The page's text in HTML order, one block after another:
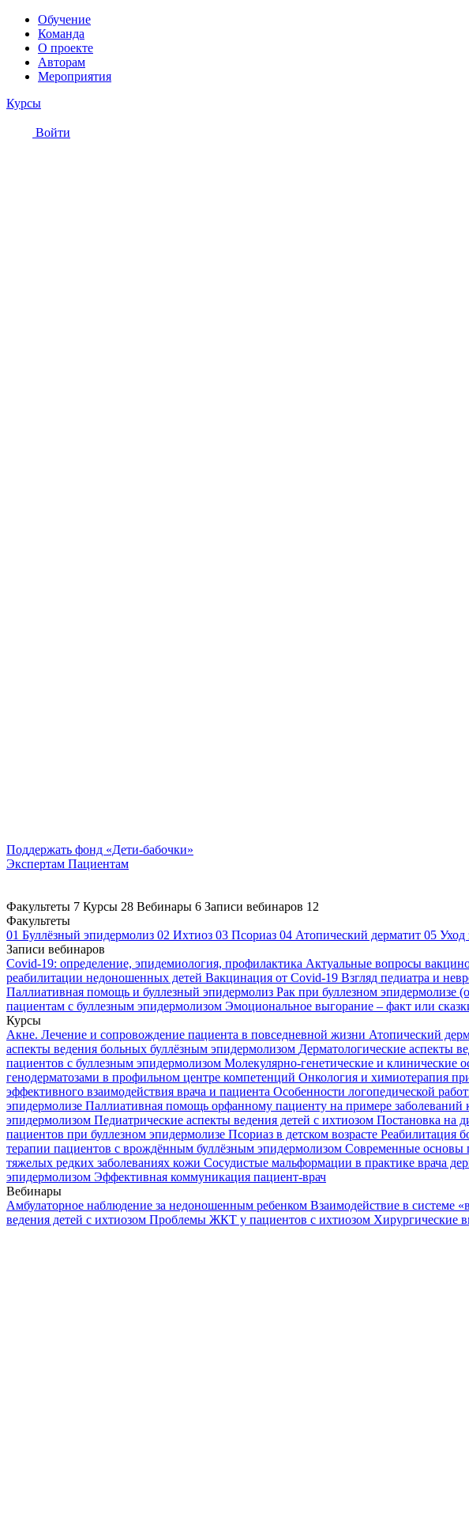
Обучение
Команда
О проекте
Авторам
Мероприятия
Курсы
Войти
Поддержать фонд «Дети-бабочки»
Экспертам Пациентам
Факультеты 7 Курсы 28 Вебинары 6 Записи вебинаров 12
Факультеты
01 Буллёзный эпидермолиз 02 Ихтиоз 03 Псориаз 04 Атопический дерматит 05 Уход
Записи вебинаров
Covid-19: определение, эпидемиология, профилактика Актуальные вопросы
реабилитации недоношенных детей Вакцинация от Covid-19 Взгляд педиатра и
Паллиативная помощь и буллезный эпидермолиз Рак при буллезном эпидермолизе
пациентам с буллезным эпидермолизом Эмоциональное выгорание – факт или
Курсы
Акне. Лечение и сопровождение пациента в повседневной жизни Атопический
аспекты ведения больных буллёзным эпидермолизом Дерматологические аспекты
пациентов с буллезным эпидермолизом Молекулярно-генетические и клинические
генодерматозами в профильном центре компетенций Онкология и химиотерапия
эффективного взаимодействия врача и пациента Особенности логопедической
эпидермолизе Паллиативная помощь орфанному пациенту на примере заболеваний
эпидермолизом Педиатрические аспекты ведения детей с ихтиозом Постановка на
пациентов при буллезном эпидермолизе Псориаз в детском возрасте Реабилитация
терапии пациентов с врождённым буллёзным эпидермолизом Современные основы
тяжелых редких заболеваниях кожи Сосудистые мальформации в практике врача
эпидермолизом Эффективная коммуникация пациент-врач
Вебинары
Амбулаторное наблюдение за недоношенным ребенком Взаимодействие в системе
ведения детей с ихтиозом Проблемы ЖКТ у пациентов с ихтиозом Хирургические